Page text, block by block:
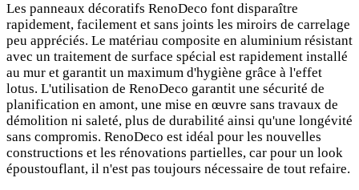
Les panneaux décoratifs RenoDeco font disparaître
rapidement, facilement et sans joints les miroirs de carrelage
peu appréciés. Le matériau composite en aluminium résistant
avec un traitement de surface spécial est rapidement installé
au mur et garantit un maximum d'hygiène grâce à l'effet
lotus. L'utilisation de RenoDeco garantit une sécurité de
planification en amont, une mise en œuvre sans travaux de
démolition ni saleté, plus de durabilité ainsi qu'une longévité
sans compromis. RenoDeco est idéal pour les nouvelles
constructions et les rénovations partielles, car pour un look
époustouflant, il n'est pas toujours nécessaire de tout refaire.